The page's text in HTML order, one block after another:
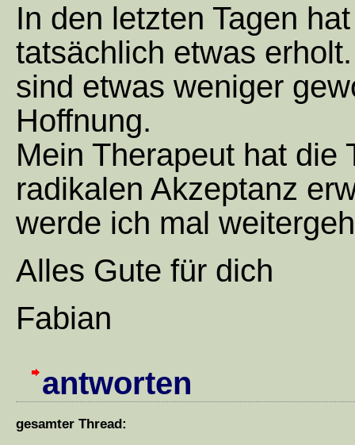
In den letzten Tagen
tatsächlich etwas
sind etwas weniger
Hoffnung.
Mein Therapeut hat die
radikalen Akzeptanz
werde ich mal
Alles Gute für dich
Fabian
antworten
gesamter Thread: